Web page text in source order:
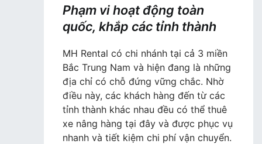
Phạm vi hoạt động toàn
quốc, khắp các tỉnh thành
MH Rental có chi nhánh tại cả 3 miền
Bắc Trung Nam và hiện đang là những
địa chỉ có chỗ đứng vững chắc. Nhờ
điều này, các khách hàng đến từ các
tỉnh thành khác nhau đều có thể thuê
xe nâng hàng tại đây và được phục vụ
nhanh và tiết kiệm chi phí vận chuyển.